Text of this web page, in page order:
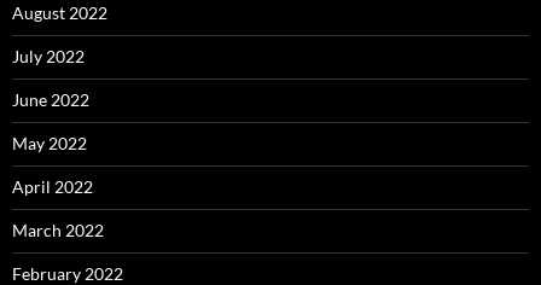
August 2022
July 2022
June 2022
May 2022
April 2022
March 2022
February 2022